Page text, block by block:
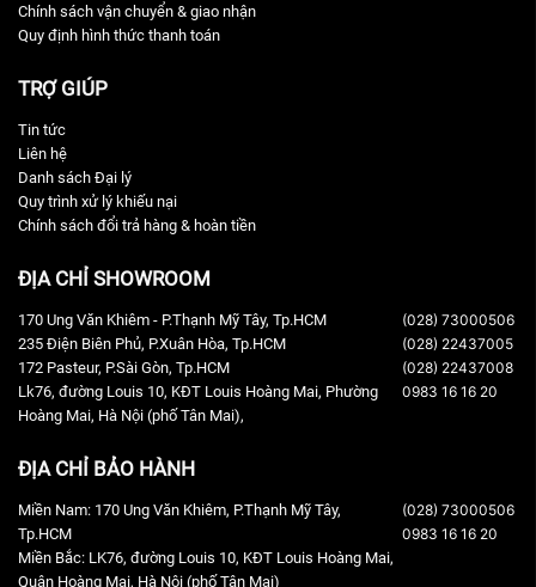
Chính sách vận chuyển & giao nhận
Quy định hình thức thanh toán
TRỢ GIÚP
Tin tức
Liên hệ
Danh sách Đại lý
Quy trình xử lý khiếu nại
Chính sách đổi trả hàng & hoàn tiền
ĐỊA CHỈ SHOWROOM
170 Ung Văn Khiêm - P.Thạnh Mỹ Tây, Tp.HCM
235 Điện Biên Phủ, P.Xuân Hòa, Tp.HCM
172 Pasteur, P.Sài Gòn, Tp.HCM
Lk76, đường Louis 10, KĐT Louis Hoàng Mai, Phường
Hoàng Mai, Hà Nội (phố Tân Mai),
(028) 73000506
(028) 22437005
(028) 22437008
0983 16 16 20
ĐỊA CHỈ BẢO HÀNH
Miền Nam: 170 Ung Văn Khiêm, P.Thạnh Mỹ Tây,
Tp.HCM
Miền Bắc: LK76, đường Louis 10, KĐT Louis Hoàng Mai,
Quận Hoàng Mai, Hà Nội (phố Tân Mai)
(028) 73000506
0983 16 16 20